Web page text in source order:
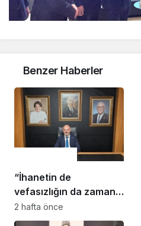
Benzer Haberler
“İhanetin de
vefasızlığın da zaman
aşımı yoktur”
2 hafta önce